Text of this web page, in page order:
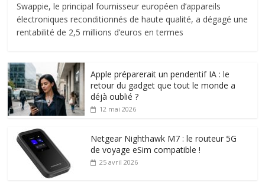
Swappie, le principal fournisseur européen d’appareils
électroniques reconditionnés de haute qualité, a dégagé une
rentabilité de 2,5 millions d’euros en termes
Apple préparerait un pendentif IA : le
retour du gadget que tout le monde a
déjà oublié ?
12 mai 2026
Netgear Nighthawk M7 : le routeur 5G
de voyage eSim compatible !
25 avril 2026